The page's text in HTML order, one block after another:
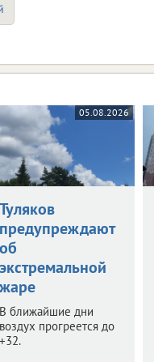
05.08.2026
Туляков
предупреждают
об
экстремальной
жаре
В ближайшие дни
воздух прогреется до
+32.